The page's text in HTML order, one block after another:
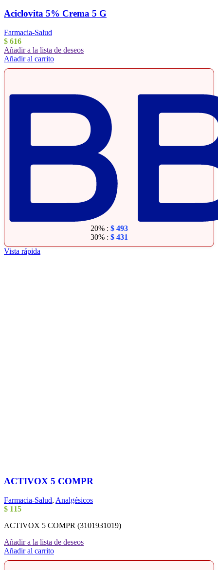
Aciclovita 5% Crema 5 G
Farmacia-Salud
$ 616
Añadir a la lista de deseos
Añadir al carrito
20% : $493
30% : $431
Vista rápida
ACTIVOX 5 COMPR
Farmacia-Salud, Analgésicos
$ 115
ACTIVOX 5 COMPR (3101931019)
Añadir a la lista de deseos
Añadir al carrito